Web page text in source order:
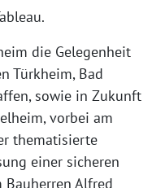
die Gelegenheit
Türkheim, Bad
sowie in Zukunft
vorbei am
thematisierte
einer sicheren
Bauherren Alfred